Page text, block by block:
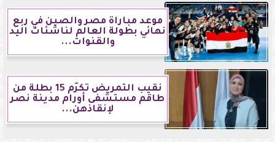
موعد مباراة مصر والصين في ربع
نهائي بطولة العالم لناشئات اليد
والقنوات...
نقيب التمريض تكرّم 15 بطلة من
طاقم مستشفى أورام مدينة نصر
لإنقاذهن...